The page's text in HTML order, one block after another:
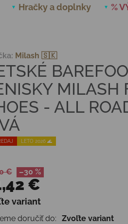
Hračky a doplnky %
LETO 2026 🌊
MILASH
- ALL
Milash 🇸🇰
€ –30 %
€
cena:
variant
doručiť do:
Zvoľte variant